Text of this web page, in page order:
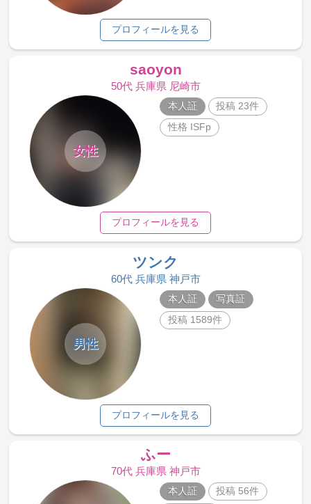
プロフィールを見る
saoyon
50代 兵庫県 尼崎市
女性
本人証
投稿 23件
性格 ISFp
プロフィールを見る
ツンク
60代 兵庫県 神戸市
男性
本人証
写真証
投稿 1589件
プロフィールを見る
ふー
70代 兵庫県 神戸市
本人証
投稿 56件